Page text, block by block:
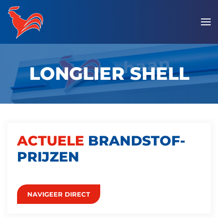
Overslaan
en
naar
inhoud
gaanLONGLIER SHELL
ACTUELE BRANDSTOF­
PRIJZEN
NAVIGEER DIRECT